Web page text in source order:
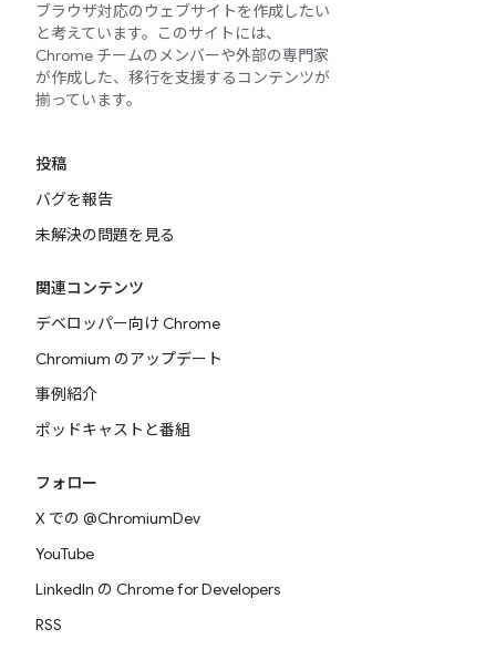
ブラウザ対応のウェブサイトを作成したい
と考えています。このサイトには、
Chrome チームのメンバーや外部の専門家
が作成した、移行を支援するコンテンツが
揃っています。
投稿
バグを報告
未解決の問題を見る
関連コンテンツ
デベロッパー向け Chrome
Chromium のアップデート
事例紹介
ポッドキャストと番組
フォロー
X での @ChromiumDev
YouTube
LinkedIn の Chrome for Developers
RSS